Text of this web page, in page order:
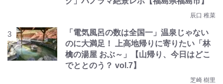
辰口 稚菜
「電気風呂の数は全国一」温泉じゃない
のに大満足！ 上高地帰りに寄りたい「林
檎の湯屋 おぶ～」【山帰り、今日はどこ
でととのう？ vol.7】
芝崎 樹里